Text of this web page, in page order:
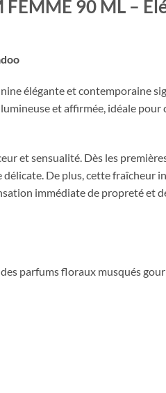
FEMME 90 ML –
élégante et contemporaine
et affirmée, idéale
et sensualité. Dès les
De plus, cette fraîcheur
immédiate de propreté et
parfums floraux musqués